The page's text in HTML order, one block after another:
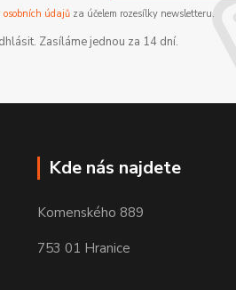
údajůza účelem rozesílky newsletteru.
Zasíláme jednou za 14 dní.
Kde nás najdete
Komenského 889
753 01 Hranice